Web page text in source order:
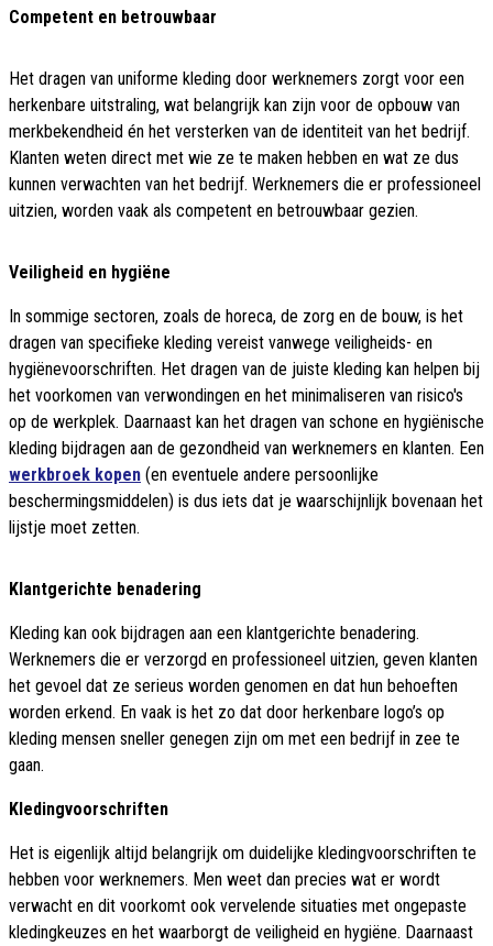
Competent en betrouwbaar
Het dragen van uniforme kleding door werknemers zorgt voor een
herkenbare uitstraling, wat belangrijk kan zijn voor de opbouw van
merkbekendheid én het versterken van de identiteit van het bedrijf.
Klanten weten direct met wie ze te maken hebben en wat ze dus
kunnen verwachten van het bedrijf. Werknemers die er professioneel
uitzien, worden vaak als competent en betrouwbaar gezien.
Veiligheid en hygiëne
In sommige sectoren, zoals de horeca, de zorg en de bouw, is het
dragen van specifieke kleding vereist vanwege veiligheids- en
hygiënevoorschriften. Het dragen van de juiste kleding kan helpen bij
het voorkomen van verwondingen en het minimaliseren van risico's
op de werkplek. Daarnaast kan het dragen van schone en hygiënische
kleding bijdragen aan de gezondheid van werknemers en klanten. Een
werkbroek kopen (en eventuele andere persoonlijke
beschermingsmiddelen) is dus iets dat je waarschijnlijk bovenaan het
lijstje moet zetten.
Klantgerichte benadering
Kleding kan ook bijdragen aan een klantgerichte benadering.
Werknemers die er verzorgd en professioneel uitzien, geven klanten
het gevoel dat ze serieus worden genomen en dat hun behoeften
worden erkend. En vaak is het zo dat door herkenbare logo’s op
kleding mensen sneller genegen zijn om met een bedrijf in zee te
gaan.
Kledingvoorschriften
Het is eigenlijk altijd belangrijk om duidelijke kledingvoorschriften te
hebben voor werknemers. Men weet dan precies wat er wordt
verwacht en dit voorkomt ook vervelende situaties met ongepaste
kledingkeuzes en het waarborgt de veiligheid en hygiëne. Daarnaast